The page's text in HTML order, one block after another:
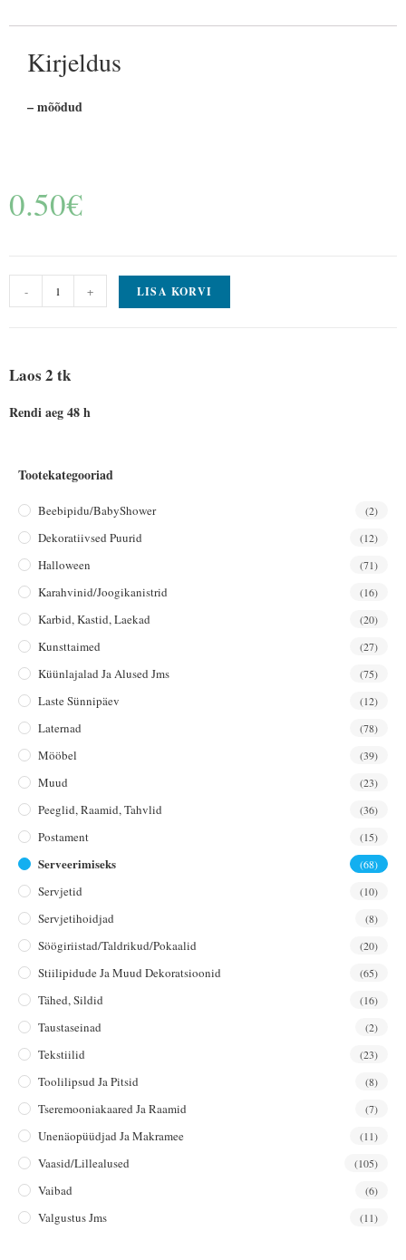
Kirjeldus
– mõõdud
0.50€
- + LISA KORVI
Laos 2 tk
Rendi aeg 48 h
Tootekategooriad
Beebipidu/BabyShower (2)
Dekoratiivsed Puurid (12)
Halloween (71)
Karahvinid/joogikanistrid (16)
Karbid, Kastid, Laekad (20)
Kunsttaimed (27)
Küünlajalad Ja Alused Jms (75)
Laste Sünnipäev (12)
Laternad (78)
Mööbel (39)
Muud (23)
Peeglid, Raamid, Tahvlid (36)
Postament (15)
Serveerimiseks (68)
Servjetid (10)
Servjetihoidjad (8)
Söögiriistad/taldrikud/pokaalid (20)
Stiilipidude Ja Muud Dekoratsioonid (65)
Tähed, Sildid (16)
Taustaseinad (2)
Tekstiilid (23)
Toolilipsud Ja Pitsid (8)
Tseremooniakaared Ja Raamid (7)
Unenäopüüdjad Ja Makramee (11)
Vaasid/lillealused (105)
Vaibad (6)
Valgustus Jms (11)